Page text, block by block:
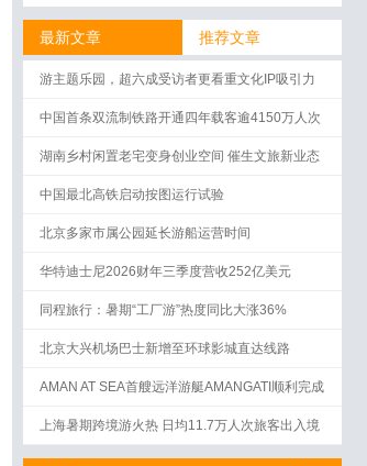
最新文章 推荐文章
游主题乐园，超六成受访者更看重文化IP吸引力
中国首条双流制铁路开通四年载客逾4150万人次
湖南乡村闲置老宅变身创业空间 催生文旅新业态
中国最北高铁启动按图运行试验
北京多家市属公园延长游船运营时间
华特迪士尼2026财年三季度营收252亿美元
同程旅行：暑期“工厂游”热度同比大涨36%
北京大兴机场巴士新增至环球影城直达线路
AMAN AT SEA首艘远洋游艇AMANGATI顺利完成
上海暑期跨境游火热 日均11.7万人次旅客出入境